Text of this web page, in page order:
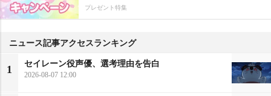
プレゼント特集
ニュース記事アクセスランキング
1
セイレーン役声優、選考理由を告白
2026-08-07 12:00